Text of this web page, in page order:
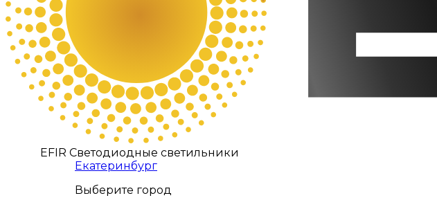
EFIR Светодиодные светильники
Екатеринбург
Выберите город